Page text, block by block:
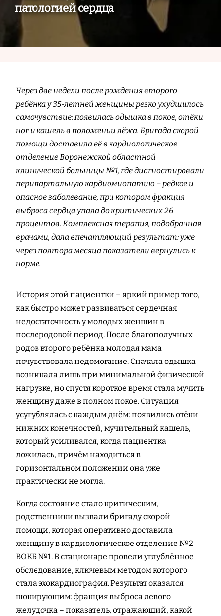
патологией сердца
Через две недели после рождения второго
ребёнка у 35-летней женщины резко ухудшилось
самочувствие: появилась одышка в покое, отёки
ног и кашель в положении лёжа. Бригада скорой
помощи доставила её в кардиологическое
отделение Воронежской областной
клинической больницы №1, где диагностировали
перипартальную кардиомиопатию – редкое и
опасное заболевание, при котором фракция
выброса сердца упала до критических 26
процентов. Комплексная терапия, подобранная
врачами, дала впечатляющий результат: уже
через полтора месяца показатели вернулись к
норме.
История этой пациентки – яркий пример того,
как быстро может развиваться сердечная
недостаточность у молодых женщин в
послеродовой период. После благополучных
родов второго ребёнка молодая мама
почувствовала недомогание. Сначала одышка
возникала лишь при минимальной физической
нагрузке, но спустя короткое время стала мучить
женщину даже в полном покое. Ситуация
усугублялась с каждым днём: появились отёки
нижних конечностей, мучительный кашель,
который усиливался, когда пациентка
ложилась, причём находиться в
горизонтальном положении она уже
практически не могла.
Когда состояние стало критическим,
родственники вызвали бригаду скорой
помощи, которая оперативно доставила
женщину в кардиологическое отделение №2
ВОКБ №1. В стационаре провели углублённое
обследование, ключевым методом которого
стала эхокардиография. Результат оказался
шокирующим: фракция выброса левого
желудочка – показатель, отражающий, какой